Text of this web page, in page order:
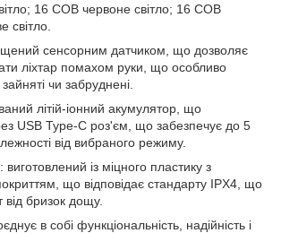
16 COB червоне світло; 16 COB
світло.
сенсорним датчиком, що дозволяє
ліхтар помахом руки, що особливо
чи забруднені.
літій-іонний акумулятор, що
USB Type-C роз'єм, що забезпечує до 5
від вибраного режиму.
із міцного пластику з
що відповідає стандарту IPX4, що
від бризок дощу.
в собі функціональність, надійність і